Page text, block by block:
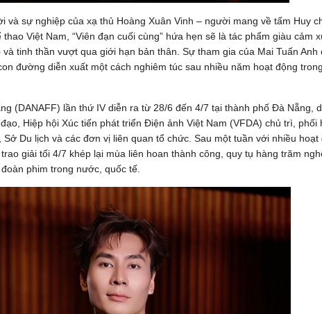
và sự nghiệp của xạ thủ Hoàng Xuân Vinh – người mang về tấm Huy
Việt Nam, “Viên đạn cuối cùng” hứa hẹn sẽ là tác phẩm giàu cảm
tinh thần vượt qua giới hạn bản thân. Sự tham gia của Mai Tuấn Anh
đường diễn xuất một cách nghiêm túc sau nhiều năm hoạt động
(DANAFF) lần thứ IV diễn ra từ 28/6 đến 4/7 tại thành phố Đà Nẵng,
Hiệp hội Xúc tiến phát triển Điện ảnh Việt Nam (VFDA) chủ trì, phối
Du lịch và các đơn vị liên quan tổ chức. Sau một tuần với nhiều hoạt
giải tối 4/7 khép lại mùa liên hoan thành công, quy tụ hàng trăm
phim trong nước, quốc tế.